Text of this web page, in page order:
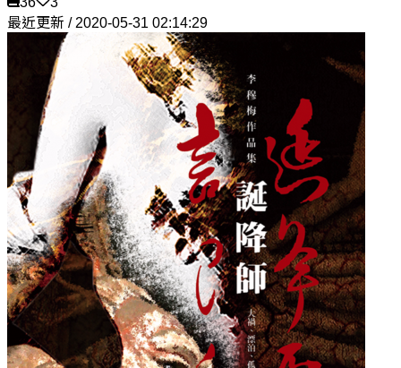
最近更新 / 2020-05-31 02:14:29